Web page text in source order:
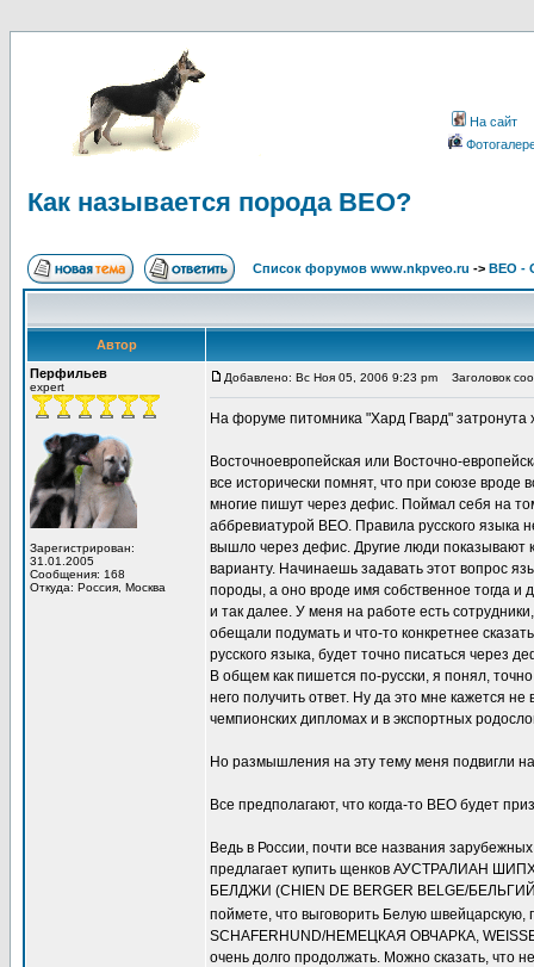
На сайт
Как называется порода ВЕО?
Список форумов www.nkpveo.ru -> ВЕО -
Автор
Перфильев
expert
Зарегистрирован:
31.01.2005
Сообщения: 168
Откуда: Россия, Москва
Добавлено: Вс Ноя 05, 2006 9:23 pm Заголовок
На форуме питомника "Хард Гвард"
Восточноевропейская или Восточно-
все исторически помнят, что при союзе вроде
многие пишут через дефис. Поймал себя на
аббревиатурой ВЕО. Правила русского языка
вышло через дефис. Другие люди показывают
варианту. Начинаешь задавать этот вопрос
породы, а оно вроде имя собственное тогда
и так далее. У меня на работе есть
обещали подумать и что-то конкретнее
русского языка, будет точно писаться через
В общем как пишется по-русски, я понял,
него получить ответ. Ну да это мне кажется
чемпионских дипломах и в экспортных
Но размышления на эту тему меня подвигли
Все предполагают, что когда-то ВЕО будет
Ведь в России, почти все названия
предлагает купить щенков АУСТРАЛИАН
БЕЛДЖИ (CHIEN DE BERGER BELGE/
поймете, что выговорить Белую швейцарскую,
SCHAFERHUND/НЕМЕЦКАЯ ОВЧАРКА,
очень долго продолжать. Можно сказать, что